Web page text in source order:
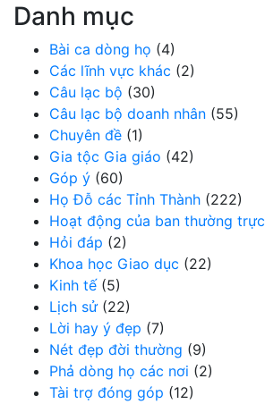
Danh mục
Bài ca dòng họ (4)
Các lĩnh vực khác (2)
Câu lạc bộ (30)
Câu lạc bộ doanh nhân (55)
Chuyên đề (1)
Gia tộc Gia giáo (42)
Góp ý (60)
Họ Đỗ các Tỉnh Thành (222)
Hoạt động của ban thường trực
Hỏi đáp (2)
Khoa học Giao dục (22)
Kinh tế(5)
Lịch sử(22)
Lời hay ý đẹp (7)
Nét đẹp đời thường (9)
Phả dòng họ các nơi (2)
Tài trợ đóng góp (12)